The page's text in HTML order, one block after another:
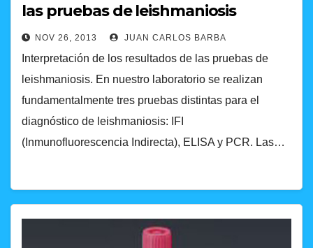
las pruebas de leishmaniosis
NOV 26, 2013 JUAN CARLOS BARBA
Interpretación de los resultados de las pruebas de
leishmaniosis. En nuestro laboratorio se realizan
fundamentalmente tres pruebas distintas para el
diagnóstico de leishmaniosis: IFI
(Inmunofluorescencia Indirecta), ELISA y PCR. Las…